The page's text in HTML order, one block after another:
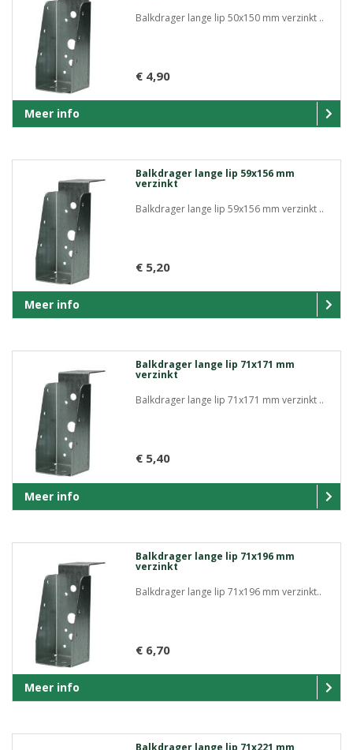
Balkdrager lange lip 50x150 mm verzinkt ..
€ 4,90
Meer info
Balkdrager lange lip 59x156 mm
verzinkt
Balkdrager lange lip 59x156 mm verzinkt ..
€ 5,20
Meer info
Balkdrager lange lip 71x171 mm
verzinkt
Balkdrager lange lip 71x171 mm verzinkt ..
€ 5,40
Meer info
Balkdrager lange lip 71x196 mm
verzinkt
Balkdrager lange lip 71x196 mm verzinkt..
€ 6,70
Meer info